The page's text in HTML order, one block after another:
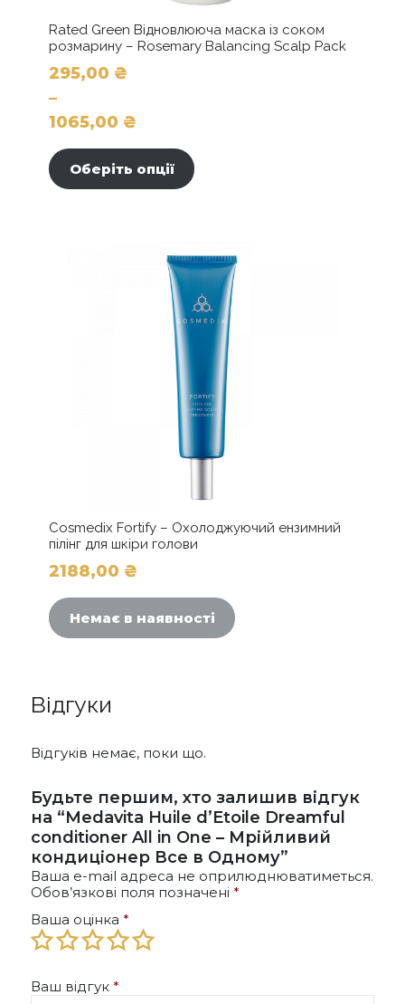
Rated Green Відновлююча маска із соком
розмарину – Rosemary Balancing Scalp Pack
295,00 ₴
–
1065,00 ₴
Діапазон
цін:
від
Оберіть опції
можна
вибрати
на
сторінці
товару
Cosmedix Fortify – Охолоджуючий ензимний
пілінг для шкіри голови
2188,00 ₴
Немає в наявності
Відгуки
Відгуків немає, поки що.
Будьте першим, хто залишив відгук
на “Medavita Huile d’Etoile Dreamful
conditioner All in One – Мрійливий
кондиціонер Все в Одному”
Ваша e-mail адреса не оприлюднюватиметься.
Обов’язкові поля позначені *
Ваша оцінка *
Ваш відгук *